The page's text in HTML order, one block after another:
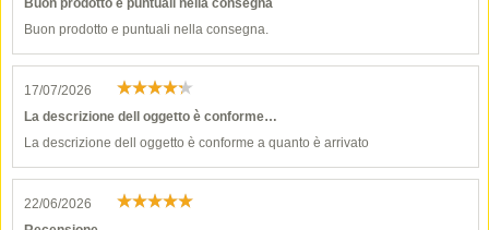
Buon prodotto e puntuali nella consegna
Buon prodotto e puntuali nella consegna.
17/07/2026
La descrizione dell oggetto è conforme…
La descrizione dell oggetto è conforme a quanto è arrivato
22/06/2026